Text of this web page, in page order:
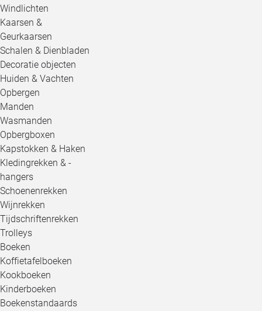
Windlichten
Kaarsen &
Geurkaarsen
Schalen & Dienbladen
Decoratie objecten
Huiden & Vachten
Opbergen
Manden
Wasmanden
Opbergboxen
Kapstokken & Haken
Kledingrekken & -
hangers
Schoenenrekken
Wijnrekken
Tijdschriftenrekken
Trolleys
Boeken
Koffietafelboeken
Kookboeken
Kinderboeken
Boekenstandaards